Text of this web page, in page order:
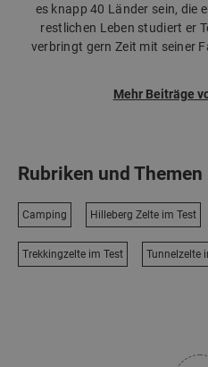
es knapp 40 Länder sein, die
restlichen Leben studiert er
verbringt gern Zeit mit seiner
Mehr Beiträge
Rubriken und Themen
Camping Hilleberg Zelte im Test
Trekkingzelte im Test Tunnelzelte